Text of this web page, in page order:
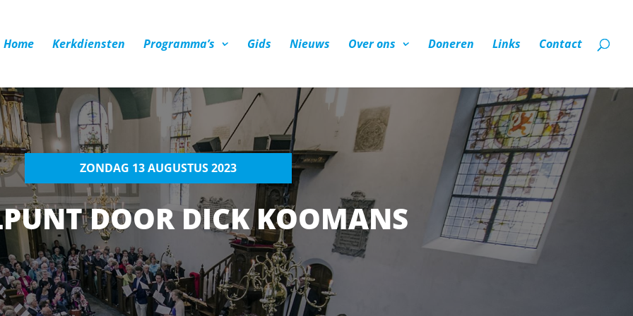
Home Kerkdiensten Programma’s Gids Nieuws Over ons Doneren Links Contact
ZONDAG 13 AUGUSTUS 2023
DOOR DICK KOOMANS